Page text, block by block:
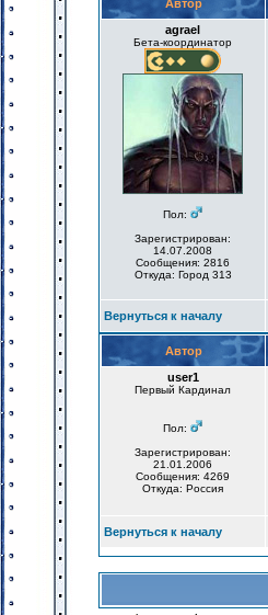
Автор
agrael
Бета-координатор
Пол:
Зарегистрирован:
14.07.2008
Сообщения: 2816
Откуда: Город 313
Вернуться к началу
Автор
user1
Первый Кардинал
Пол:
Зарегистрирован:
21.01.2006
Сообщения: 4269
Откуда: Россия
Вернуться к началу